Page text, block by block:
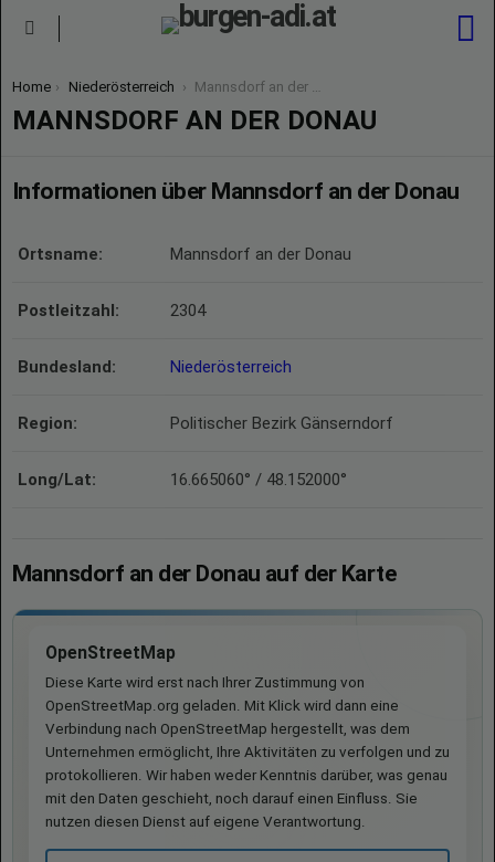
You are here:
Home Niederösterreich Mannsdorf an der Donau
MANNSDORF AN DER DONAU
Informationen über Mannsdorf an der Donau
Ortsname: Mannsdorf an der Donau
Postleitzahl: 2304
Bundesland: Niederösterreich
Region: Politischer Bezirk Gänserndorf
Long/Lat: 16.665060° / 48.152000°
Mannsdorf an der Donau auf der Karte
OpenStreetMap
Diese Karte wird erst nach Ihrer Zustimmung von
OpenStreetMap.org geladen. Mit Klick wird dann eine
Verbindung nach OpenStreetMap hergestellt, was dem
Unternehmen ermöglicht, Ihre Aktivitäten zu verfolgen und zu
protokollieren. Wir haben weder Kenntnis darüber, was genau
mit den Daten geschieht, noch darauf einen Einfluss. Sie
nutzen diesen Dienst auf eigene Verantwortung.